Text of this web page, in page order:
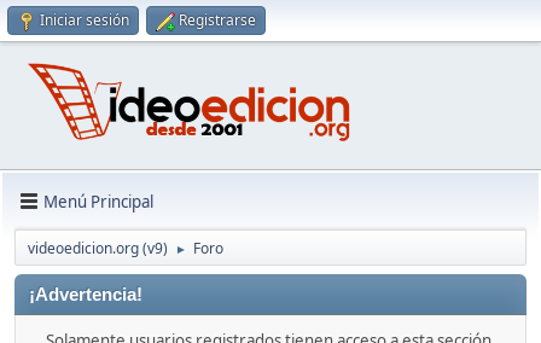
Iniciar sesión Registrarse
Menú Principal
videoedicion.org (v9) ► Foro
¡Advertencia!